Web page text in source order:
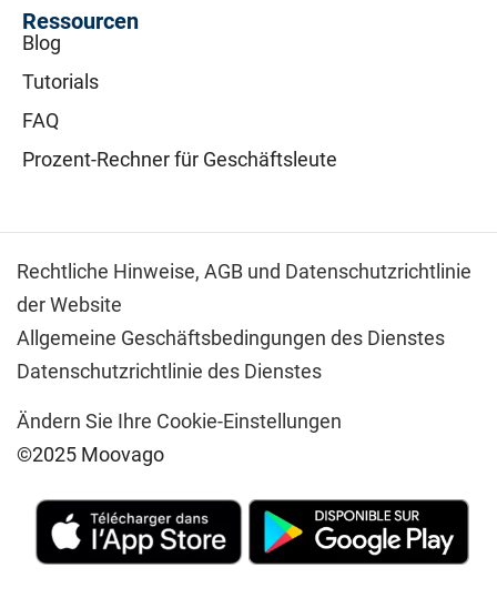
Ressourcen
Blog
Tutorials
FAQ
Prozent-Rechner für Geschäftsleute
Rechtliche Hinweise, AGB und Datenschutzrichtlinie
der Website
Allgemeine Geschäftsbedingungen des Dienstes
Datenschutzrichtlinie des Dienstes
Ändern Sie Ihre Cookie-Einstellungen
©2025 Moovago